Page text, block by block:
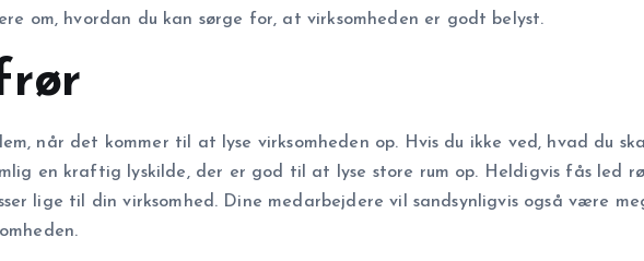
om, hvordan du kan sørge for, at virksomheden er godt belyst.
når det kommer til at lyse virksomheden op. Hvis du ikke ved, hvad du
en kraftig lyskilde, der er god til at lyse store rum op. Heldigvis fås led
lige til din virksomhed. Dine medarbejdere vil sandsynligvis også være